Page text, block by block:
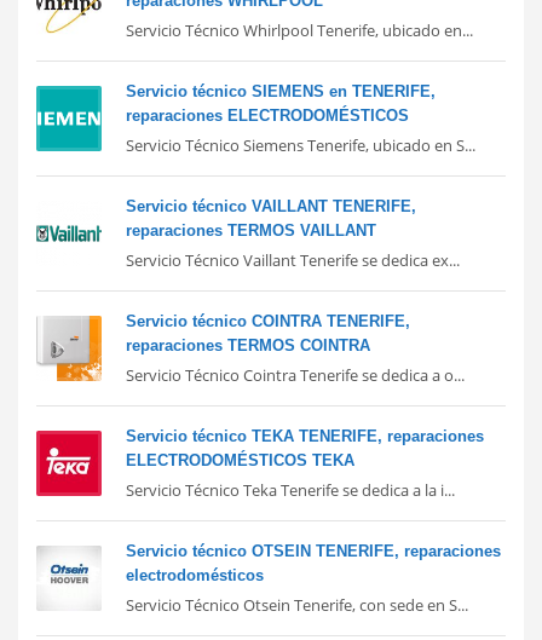
Servicio Técnico Whirlpool Tenerife, ubicado en...
Servicio técnico SIEMENS en TENERIFE,
reparaciones ELECTRODOMÉSTICOS
Servicio Técnico Siemens Tenerife, ubicado en S...
Servicio técnico VAILLANT TENERIFE,
reparaciones TERMOS VAILLANT
Servicio Técnico Vaillant Tenerife se dedica ex...
Servicio técnico COINTRA TENERIFE,
reparaciones TERMOS COINTRA
Servicio Técnico Cointra Tenerife se dedica a o...
Servicio técnico TEKA TENERIFE, reparaciones
ELECTRODOMÉSTICOS TEKA
Servicio Técnico Teka Tenerife se dedica a la i...
Servicio técnico OTSEIN TENERIFE, reparaciones
electrodomésticos
Servicio Técnico Otsein Tenerife, con sede en S...